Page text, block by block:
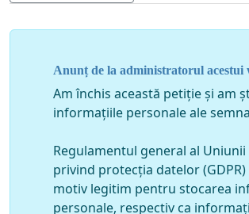
Anunț de la administratorul acestui
Am închis această petiție și am
informațiile personale ale
Regulamentul general al
privind protecția datelor
motiv legitim pentru stocarea
personale, respectiv ca